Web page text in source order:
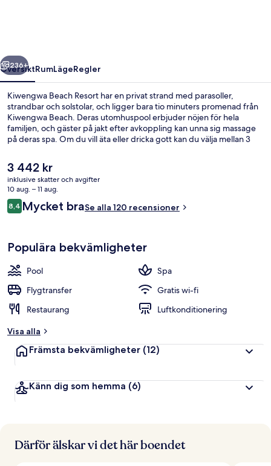
Nästa
236+
ÖversiktRumLägeRegler
Kiwengwa Beach Resort har en privat strand med parasoller,
strandbar och solstolar, och ligger bara tio minuters promenad från
Kiwengwa Beach. Deras utomhuspool erbjuder nöjen för hela
familjen, och gäster på jakt efter avkoppling kan unna sig massage
på deras spa. Om du vill äta eller dricka gott kan du välja mellan 3
dessutom tillgång till en bar vid poolen, ett gym och ett
fitnesscenter.
Det
nuvarande
priset
är
3 442 kr
3 442 kr
inklusive skatter och avgifter
10 aug. – 11 aug.
Recensioner
8,48,4 av 10,
Mycket braSe alla 120 recensioner
Populära bekvämligheter
Pool
Spa
Flygtransfer
Gratis wi-fi
Restaurang
Luftkonditionering
Visa alla
Främsta bekvämligheter (12)
Känn dig som hemma (6)
Därför älskar vi det här boendet